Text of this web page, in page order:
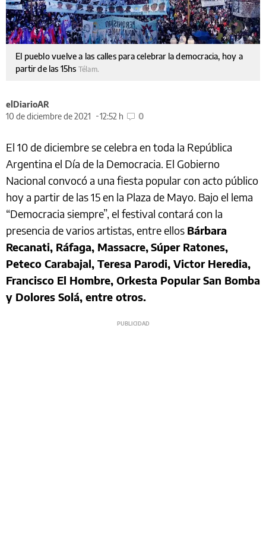
El pueblo vuelve a las calles para celebrar la democracia, hoy a
partir de las 15hs Télam.
elDiarioAR
10 de diciembre de 2021
12:52 h 0
El 10 de diciembre se celebra en toda la República
Argentina el Día de la Democracia. El Gobierno
Nacional convocó a una fiesta popular con acto público
hoy a partir de las 15 en la Plaza de Mayo. Bajo el lema
“Democracia siempre”, el festival contará con la
presencia de varios artistas, entre ellos Bárbara
Recanati, Ráfaga, Massacre,Súper Ratones,
Peteco Carabajal, Teresa Parodi, Victor Heredia,
Francisco El Hombre, Orkesta Popular San Bomba
y Dolores Solá, entre otros.